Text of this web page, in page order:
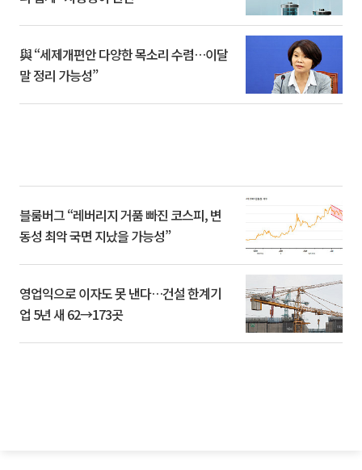
與 “세제개편안 다양한 목소리 수렴…이달
말 정리 가능성”
블룸버그 “레버리지 거품 빠진 코스피, 변
동성 최악 국면 지났을 가능성”
영업익으로 이자도 못 낸다…건설 한계기
업 5년 새 62→173곳